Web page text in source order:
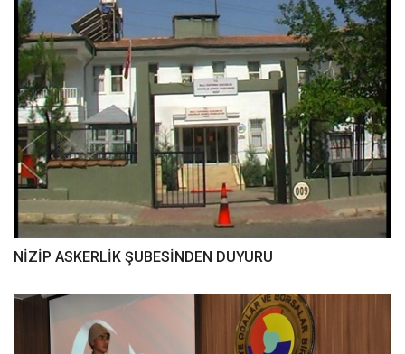
NİZİP ASKERLİK ŞUBESİNDEN DUYURU